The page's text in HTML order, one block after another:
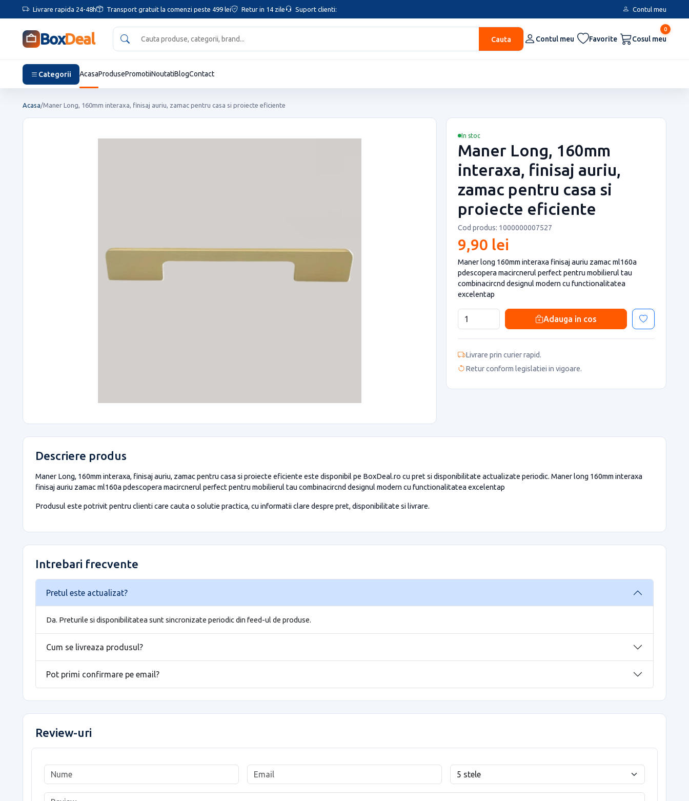
Livrare rapida 24-48h Transport gratuit la comenzi peste 499 lei Retur in 14 zile Suport clienti: Contul meu
BoxDeal Cauta Contul meu Favorite
0
Cosul meu
Categorii AcasaProdusePromotiiNoutatiBlogContact
Acasa/Maner Long, 160mm interaxa, finisaj auriu, zamac pentru casa si proiecte eficiente
In stoc
Maner Long, 160mm
interaxa, finisaj auriu,
zamac pentru casa si
proiecte eficiente
Cod produs: 1000000007527
9,90 lei
Maner long 160mm interaxa finisaj auriu zamac ml160a
pdescopera macircnerul perfect pentru mobilierul tau
combinacircnd designul modern cu functionalitatea
excelentap
Adauga in cos
Livrare prin curier rapid.
Retur conform legislatiei in vigoare.
Descriere produs
Maner Long, 160mm interaxa, finisaj auriu, zamac pentru casa si proiecte eficiente este disponibil pe BoxDeal.ro cu pret si disponibilitate actualizate periodic. Maner long 160mm interaxa
finisaj auriu zamac ml160a pdescopera macircnerul perfect pentru mobilierul tau combinacircnd designul modern cu functionalitatea excelentap
Produsul este potrivit pentru clienti care cauta o solutie practica, cu informatii clare despre pret, disponibilitate si livrare.
Intrebari frecvente
Pretul este actualizat?
Da. Preturile si disponibilitatea sunt sincronizate periodic din feed-ul de produse.
Cum se livreaza produsul?
Pot primi confirmare pe email?
Review-uri